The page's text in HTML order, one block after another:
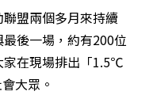
盟兩個多月來持續
最後一場，約有200位
家在現場排出「1.5℃
大眾。